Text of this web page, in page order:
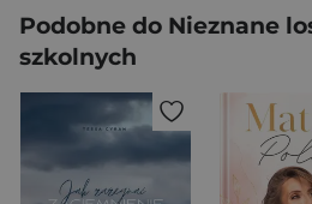
Podobne do Nieznane
szkolnych